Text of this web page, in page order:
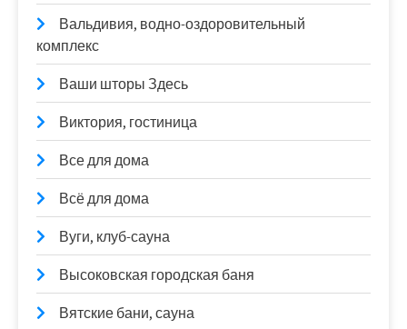
Вальдивия, водно-оздоровительный
комплекс
Ваши шторы Здесь
Виктория, гостиница
Все для дома
Всё для дома
Вуги, клуб-сауна
Высоковская городская баня
Вятские бани, сауна